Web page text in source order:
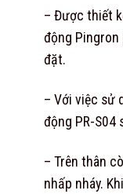
– Được thiết
động Pingron
đặt.
– Với việc sử
động PR-S04
– Trên thân
nhấp nháy.